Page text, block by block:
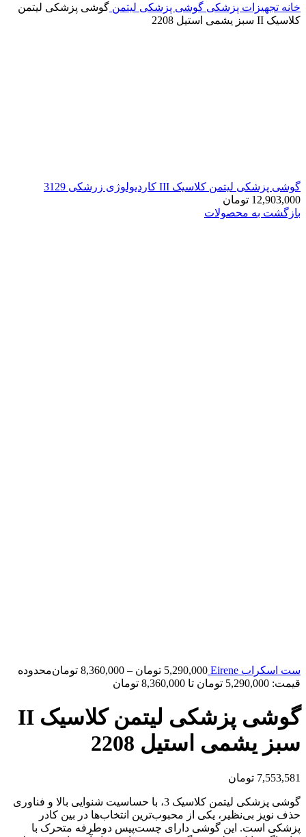
خانه تجهیزات پزشکی گوشی پزشکی لیتمن گوشی پزشکی لیتمن
کلاسیک II سبز یشمی استیل 2208
گوشی پزشکی لیتمن کلاسیک III کاردیولوژی زرشکی 3129
12,903,000 تومان
بازگشت به محصولات
ست اسکراب Eirene 5,290,000 تومان –
8,360,000 تومانمحدوده
قیمت: 5,290,000 تومان تا 8,360,000 تومان
گوشی پزشکی لیتمن کلاسیک II
سبز یشمی استیل 2208
7,553,581 تومان
گوشی پزشکی لیتمن کلاسیک 3، با حساسیت شنوایی بالا و فناوری
حذف نویز بی‌نظیر، یکی از محبوب‌ترین انتخاب‌ها در بین کادر
پزشکی است. این گوشی دارای چست‌پیس دوطرفه متحرک با